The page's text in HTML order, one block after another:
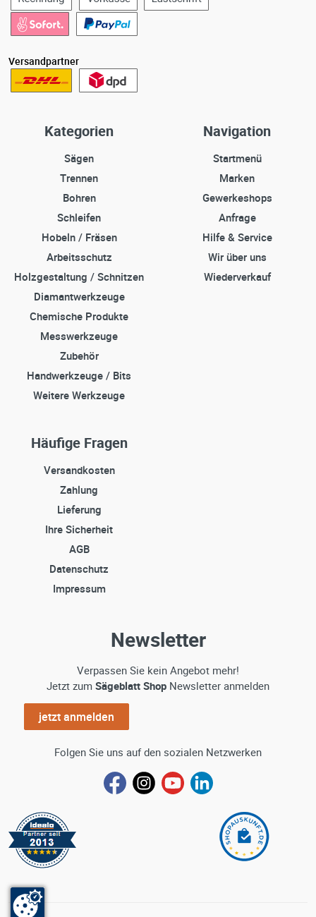
Versandpartner
Kategorien
Sägen
Trennen
Bohren
Schleifen
Hobeln / Fräsen
Arbeitsschutz
Holzgestaltung / Schnitzen
Diamantwerkzeuge
Chemische Produkte
Messwerkzeuge
Zubehör
Handwerkzeuge / Bits
Weitere Werkzeuge
Navigation
Startmenü
Marken
Gewerkeshops
Anfrage
Hilfe & Service
Wir über uns
Wiederverkauf
Häufige Fragen
Versandkosten
Zahlung
Lieferung
Ihre Sicherheit
AGB
Datenschutz
Impressum
Newsletter
Verpassen Sie kein Angebot mehr!
Jetzt zum Sägeblatt Shop Newsletter anmelden
jetzt anmelden
Folgen Sie uns auf den sozialen Netzwerken